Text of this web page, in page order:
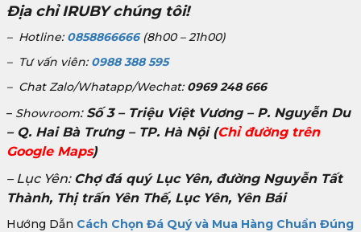
Địa chỉ IRUBY chúng tôi!
– Hotline: 0858866666(8h00 – 21h00)
– Tư vấn viên: 0988 388 595
– Chat Zalo/Whatapp/Wechat: 0969 248 666
– Showroom: Số 3 – Triệu Việt Vương – P. Nguyễn Du
– Q. Hai Bà Trưng – TP. Hà Nội(Chỉ đường trên
Google Maps)
– Lục Yên: Chợ đá quý Lục Yên, đường Nguyễn Tất
Thành, Thị trấn Yên Thế, Lục Yên, Yên Bái
Hướng Dẫn Cách Chọn Đá Quý và Mua Hàng Chuẩn Đúng